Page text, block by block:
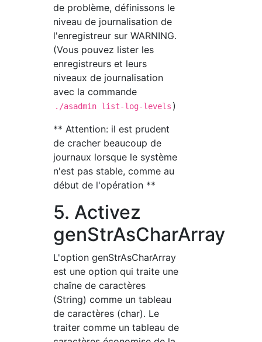
de problème, définissons le
niveau de journalisation de
l'enregistreur sur WARNING.
(Vous pouvez lister les
enregistreurs et leurs
niveaux de journalisation
avec la commande
./asadmin list-log-levels )
** Attention: il est prudent
de cracher beaucoup de
journaux lorsque le système
n'est pas stable, comme au
début de l'opération **
5. Activez
genStrAsCharArray
L'option genStrAsCharArray
est une option qui traite une
chaîne de caractères
(String) comme un tableau
de caractères (char). Le
traiter comme un tableau de